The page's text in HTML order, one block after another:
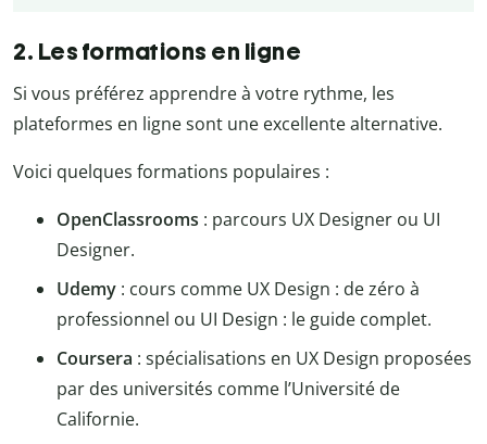
2. Les formations en ligne
Si vous préférez apprendre à votre rythme, les
plateformes en ligne sont une excellente alternative.
Voici quelques formations populaires :
OpenClassrooms : parcours UX Designer ou UI
Designer.
Udemy : cours comme UX Design : de zéro à
professionnel ou UI Design : le guide complet.
Coursera : spécialisations en UX Design proposées
par des universités comme l’Université de
Californie.